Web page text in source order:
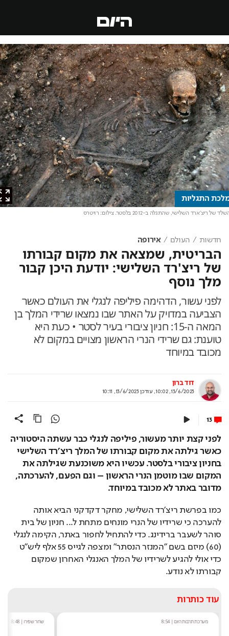
של ריצ'ארד השלישי, שהתגלה ב-2012 בלסטר . צילום: רויטרס
התגליות
חדשות העולם אירופה
הבריטית, שמצאה את מקום קבורתו
של ריצ'רד השלישי: יודעת היכן קבור
מלך נוסף
לפני עשור, הדהימה פיליפה לנגלי את העולם כאשר
הצביעה במדויק על האתר שבו נמצאו שרידי המלך בן
המאה ה-15: חניון ציבורי בעיר לסטר • כעת היא
טוענת: גם שרידי הנרי הראשון מצויים במקום לא
מכובד במיוחד
דוד ברון
13/6/2023, 10:02
,עודכן13/6/2023, 10:11
13
לפני קצת יותר מעשור, פיליפה לנגלי כבר עשתה היסטוריה
כאשר גילתה את מקום קבורתו של המלך ריצ'רד השלישי
בחניון ציבורי בלסטר. עכשיו היא משוכנעת שגילתה את
המקום שבו מוטמן הנרי הראשון – וגם הפעם, להערכתה,
מדובר באתר לא מכובד במיוחד.
כמו בפרשת ריצ'רד השלישי, מחקר דקדקני הביא אותה
להערכה כי שרידיו של הנרי מונחים מתחת ל... חניון של בית
סוהר לשעבר ברידינג. כדי להתחיל לחפור באתר, הקימה לנגלי
(60) מיזם בשם "המנזר הנסתר" ומצפה לגייס 55 אלף ליש"ט
כדי אולי להגיע לשרידיו של המלך האנגלי האחרון שמקום
קבורתו לא נודע.
עוד כותרות
מערכת תרבות היום|
8:54 שחר שפירו|
8:48